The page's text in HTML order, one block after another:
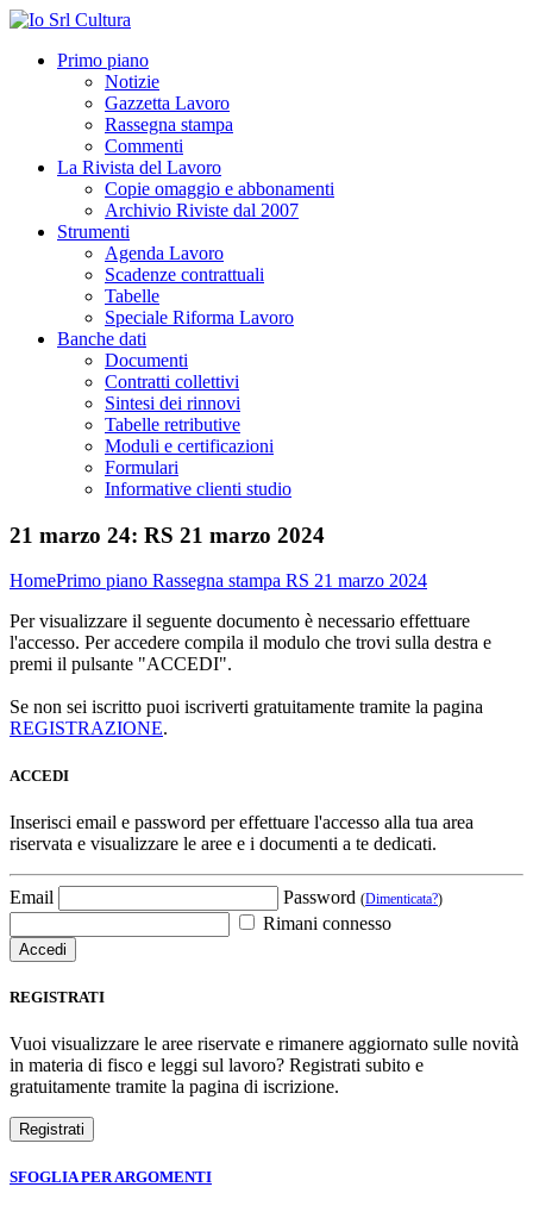
Primo piano
Notizie
Gazzetta Lavoro
Rassegna stampa
Commenti
La Rivista del Lavoro
Copie omaggio e abbonamenti
Archivio Riviste dal 2007
Strumenti
Agenda Lavoro
Scadenze contrattuali
Tabelle
Speciale Riforma Lavoro
Banche dati
Documenti
Contratti collettivi
Sintesi dei rinnovi
Tabelle retributive
Moduli e certificazioni
Formulari
Informative clienti studio
21 marzo 24: RS 21 marzo 2024
HomePrimo piano Rassegna stampa RS 21 marzo 2024
Per visualizzare il seguente documento è necessario effettuare
l'accesso. Per accedere compila il modulo che trovi sulla destra e
premi il pulsante "ACCEDI".
Se non sei iscritto puoi iscriverti gratuitamente tramite la pagina
REGISTRAZIONE.
ACCEDI
Inserisci email e password per effettuare l'accesso alla tua area
riservata e visualizzare le aree e i documenti a te dedicati.
Email Password (Dimenticata?)
Rimani connesso
REGISTRATI
Vuoi visualizzare le aree riservate e rimanere aggiornato sulle novità
in materia di fisco e leggi sul lavoro? Registrati subito e
gratuitamente tramite la pagina di iscrizione.
SFOGLIA PER ARGOMENTI